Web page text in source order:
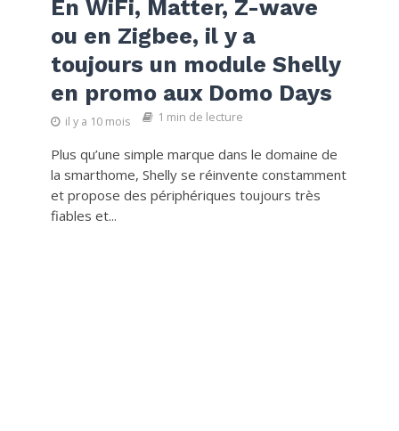
En WiFi, Matter, Z-wave
ou en Zigbee, il y a
toujours un module Shelly
en promo aux Domo Days
il y a 10 mois 1 min de lecture
Plus qu’une simple marque dans le domaine de
la smarthome, Shelly se réinvente constamment
et propose des périphériques toujours très
fiables et...